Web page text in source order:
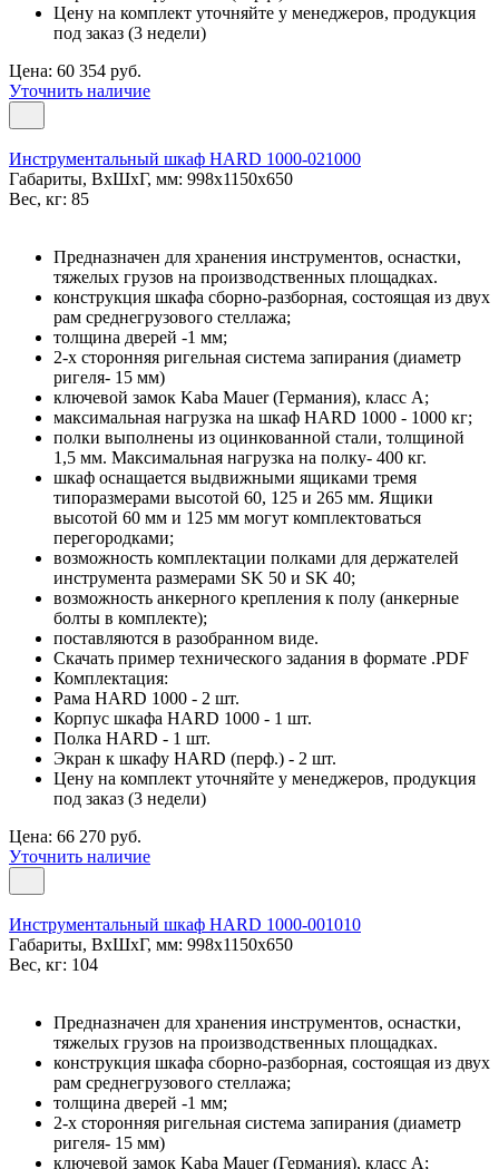
Цену на комплект уточняйте у менеджеров, продукция
под заказ (3 недели)
Цена: 60 354 руб.
Уточнить наличие
Инструментальный шкаф HARD 1000-021000
Габариты, ВxШxГ, мм: 998x1150x650
Вес, кг: 85
Предназначен для хранения инструментов, оснастки,
тяжелых грузов на производственных площадках.
конструкция шкафа сборно-разборная, состоящая из двух
рам среднегрузового стеллажа;
толщина дверей -1 мм;
2-х сторонняя ригельная система запирания (диаметр
ригеля- 15 мм)
ключевой замок Kaba Mauer (Германия), класс A;
максимальная нагрузка на шкаф HARD 1000 - 1000 кг;
полки выполнены из оцинкованной стали, толщиной
1,5 мм. Максимальная нагрузка на полку- 400 кг.
шкаф оснащается выдвижными ящиками тремя
типоразмерами высотой 60, 125 и 265 мм. Ящики
высотой 60 мм и 125 мм могут комплектоваться
перегородками;
возможность комплектации полками для держателей
инструмента размерами SK 50 и SK 40;
возможность анкерного крепления к полу (анкерные
болты в комплекте);
поставляются в разобранном виде.
Скачать пример технического задания в формате .PDF
Комплектация:
Рама HARD 1000 - 2 шт.
Корпус шкафа HARD 1000 - 1 шт.
Полка HARD - 1 шт.
Экран к шкафу HARD (перф.) - 2 шт.
Цену на комплект уточняйте у менеджеров, продукция
под заказ (3 недели)
Цена: 66 270 руб.
Уточнить наличие
Инструментальный шкаф HARD 1000-001010
Габариты, ВxШxГ, мм: 998x1150x650
Вес, кг: 104
Предназначен для хранения инструментов, оснастки,
тяжелых грузов на производственных площадках.
конструкция шкафа сборно-разборная, состоящая из двух
рам среднегрузового стеллажа;
толщина дверей -1 мм;
2-х сторонняя ригельная система запирания (диаметр
ригеля- 15 мм)
ключевой замок Kaba Mauer (Германия), класс A;